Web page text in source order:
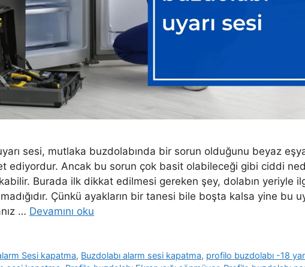
sesi, mutlaka buzdolabında bir sorun olduğunu beyaz
ediyordur. Ancak bu sorun çok basit olabileceği gibi ciddi
Burada ilk dikkat edilmesi gereken şey, dolabın yeriyle
Çünkü ayakların bir tanesi bile boşta kalsa yine bu
… Devamını oku
Sesi kapatma, Buzdolabı alarm sesi kapatma, profilo buzdolabı -18